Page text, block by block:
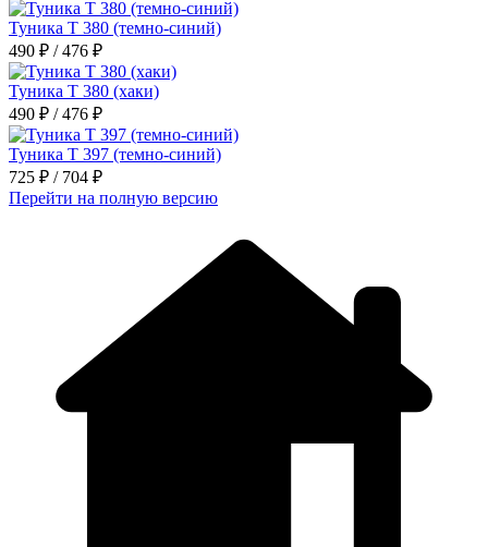
Туника Т 380 (темно-синий)
490 ₽ / 476 ₽
Туника Т 380 (хаки)
490 ₽ / 476 ₽
Туника Т 397 (темно-синий)
725 ₽ / 704 ₽
Перейти на полную версию